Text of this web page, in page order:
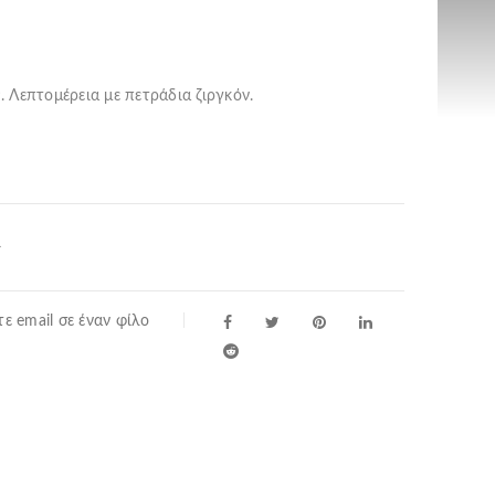
με πετράδια ζιργκόν.
email σε έναν φίλο